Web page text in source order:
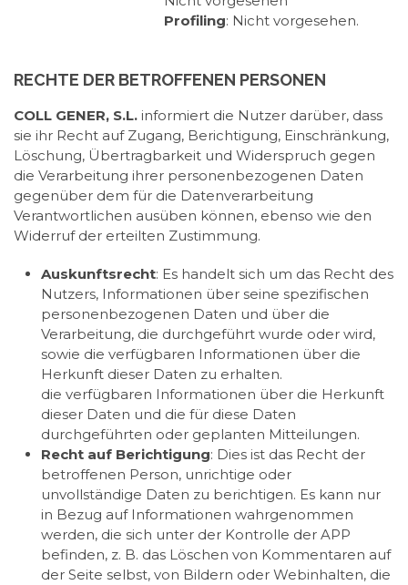
Profiling: Nicht vorgesehen.
RECHTE DER BETROFFENEN PERSONEN
COLL GENER, S.L. informiert die Nutzer darüber, dass
sie ihr Recht auf Zugang, Berichtigung, Einschränkung,
Löschung, Übertragbarkeit und Widerspruch gegen
die Verarbeitung ihrer personenbezogenen Daten
gegenüber dem für die Datenverarbeitung
Verantwortlichen ausüben können, ebenso wie den
Widerruf der erteilten Zustimmung.
Auskunftsrecht: Es handelt sich um das Recht des
Nutzers, Informationen über seine spezifischen
personenbezogenen Daten und über die
Verarbeitung, die durchgeführt wurde oder wird,
sowie die verfügbaren Informationen über die
Herkunft dieser Daten zu erhalten.
die verfügbaren Informationen über die Herkunft
dieser Daten und die für diese Daten
durchgeführten oder geplanten Mitteilungen.
Recht auf Berichtigung: Dies ist das Recht der
betroffenen Person, unrichtige oder
unvollständige Daten zu berichtigen. Es kann nur
in Bezug auf Informationen wahrgenommen
werden, die sich unter der Kontrolle der APP
befinden, z. B. das Löschen von Kommentaren auf
der Seite selbst, von Bildern oder Webinhalten, die